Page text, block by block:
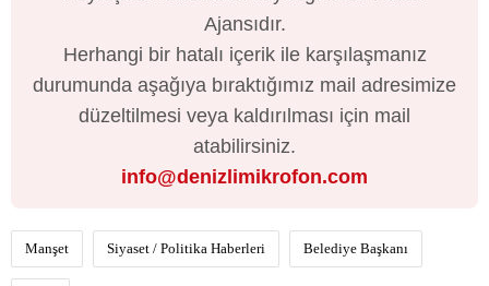
Ajansıdır.
Herhangi bir hatalı içerik ile karşılaşmanız
durumunda aşağıya bıraktığımız mail adresimize
düzeltilmesi veya kaldırılması için mail
atabilirsiniz.
info@denizlimikrofon.com
Manşet Siyaset / Politika Haberleri Belediye Başkanı